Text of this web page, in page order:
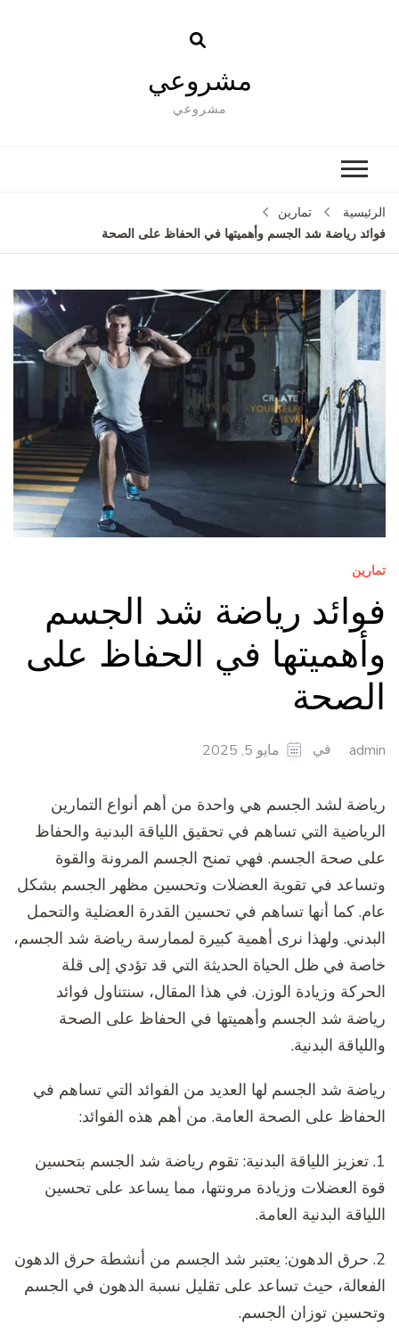
مشروعي
مشروعي
الرئيسية
تمارين
فوائد رياضة شد الجسم وأهميتها في الحفاظ على الصحة
تمارين
فوائد رياضة شد الجسم
وأهميتها في الحفاظ على
الصحة
admin في مايو 5, 2025
رياضة لشد الجسم هي واحدة من أهم أنواع التمارين
الرياضية التي تساهم في تحقيق اللياقة البدنية والحفاظ
على صحة الجسم. فهي تمنح الجسم المرونة والقوة
وتساعد في تقوية العضلات وتحسين مظهر الجسم بشكل
عام. كما أنها تساهم في تحسين القدرة العضلية والتحمل
البدني. ولهذا نرى أهمية كبيرة لممارسة رياضة شد الجسم،
خاصة في ظل الحياة الحديثة التي قد تؤدي إلى قلة
الحركة وزيادة الوزن. في هذا المقال، سنتناول فوائد
رياضة شد الجسم وأهميتها في الحفاظ على الصحة
واللياقة البدنية.
رياضة شد الجسم لها العديد من الفوائد التي تساهم في
الحفاظ على الصحة العامة. من أهم هذه الفوائد:
1. تعزيز اللياقة البدنية: تقوم رياضة شد الجسم بتحسين
قوة العضلات وزيادة مرونتها، مما يساعد على تحسين
اللياقة البدنية العامة.
2. حرق الدهون: يعتبر شد الجسم من أنشطة حرق الدهون
الفعالة، حيث تساعد على تقليل نسبة الدهون في الجسم
وتحسين توزان الجسم.